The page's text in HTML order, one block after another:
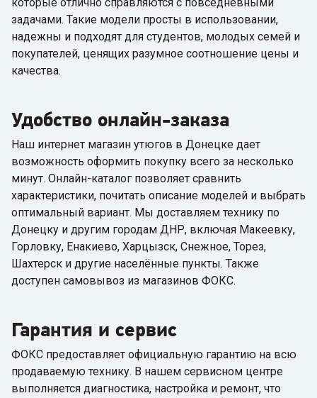
задачами. Такие модели просты в использовании,
надежны и подходят для студентов, молодых семей и
покупателей, ценящих разумное соотношение цены и
качества.
Удобство онлайн-заказа
Наш интернет магазин утюгов в Донецке дает
возможность оформить покупку всего за несколько
минут. Онлайн-каталог позволяет сравнить
характеристики, почитать описание моделей и выбрать
оптимальный вариант. Мы доставляем технику по
Донецку и другим городам ДНР, включая Макеевку,
Горловку, Енакиево, Харцызск, Снежное, Торез,
Шахтерск и другие населённые пункты. Также
доступен самовывоз из магазинов ФОКС.
Гарантия и сервис
ФОКС предоставляет официальную гарантию на всю
продаваемую технику. В нашем сервисном центре
выполняется диагностика, настройка и ремонт, что